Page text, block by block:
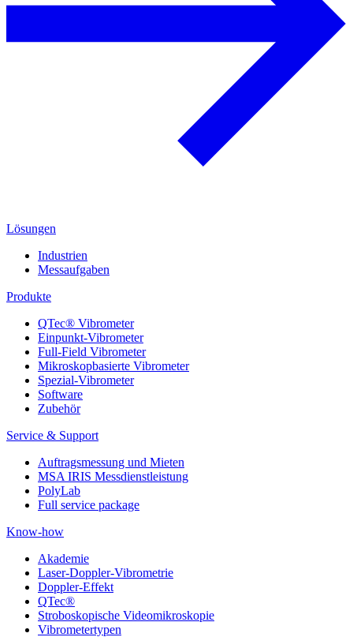
Lösungen
Industrien
Messaufgaben
Produkte
QTec® Vibrometer
Einpunkt-Vibrometer
Full-Field Vibrometer
Mikroskopbasierte Vibrometer
Spezial-Vibrometer
Software
Zubehör
Service & Support
Auftragsmessung und Mieten
MSA IRIS Messdienstleistung
PolyLab
Full service package
Know-how
Akademie
Laser-Doppler-Vibrometrie
Doppler-Effekt
QTec®
Stroboskopische Videomikroskopie
Vibrometertypen